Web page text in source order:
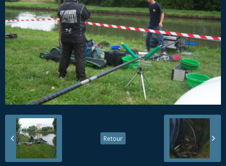
Retour